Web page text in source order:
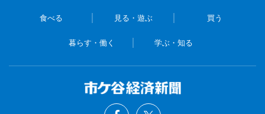
食べる 見る・遊ぶ 買う
暮らす・働く 学ぶ・知る